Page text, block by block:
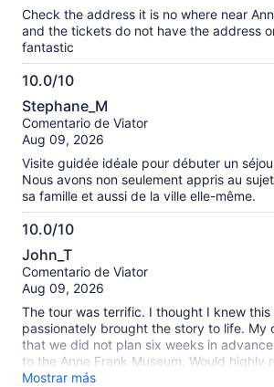
verificadas
Check the address it is no where near
and the tickets do not have the address
fantastic
10.0/10
10.0
de
10
Stephane_M
Comentario de Viator
Aug 09, 2026
Visite guidée idéale pour débuter un
Nous avons non seulement appris au
sa famille et aussi de la ville elle-même.
10.0/10
10.0
de
10
John_T
Comentario de Viator
Aug 09, 2026
The tour was terrific. I thought I knew
passionately brought the story to life. My
that we did not plan six weeks in
to the Anne Frank Museum. Would highly
tour and cross your fingers that Giovanni
Mostrar más